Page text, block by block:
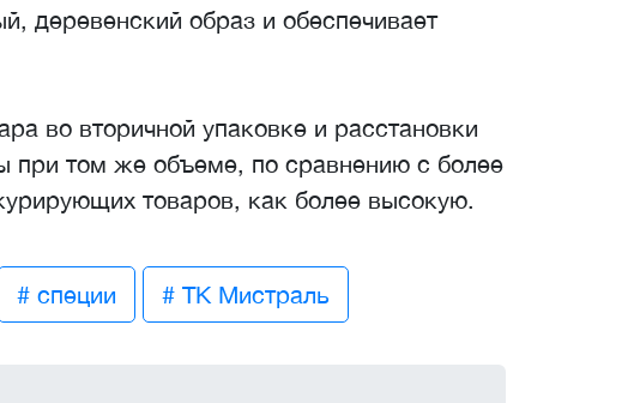
деревенский образ и обеспечивает
во вторичной упаковке и расстановки
при том же объеме, по сравнению с более
товаров, как более высокую.
# специи # ТК Мистраль